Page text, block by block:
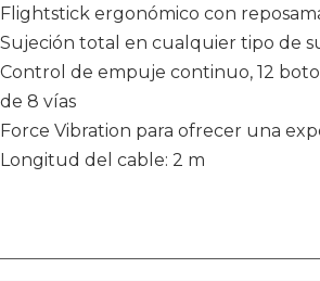
Flightstick ergonómico con
Sujeción total en cualquier tipo de
Control de empuje continuo, 12
de 8 vías
Force Vibration para ofrecer una
Longitud del cable: 2 m